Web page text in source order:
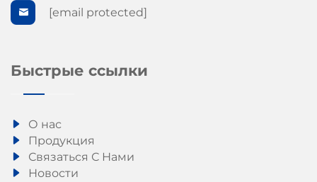
[email protected]
Быстрые ссылки
О нас
Продукция
Связаться С Нами
Новости